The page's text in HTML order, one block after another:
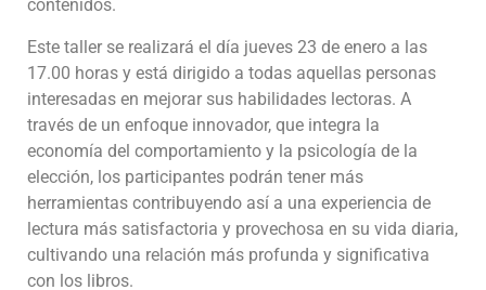
contenidos.
Este taller se realizará el día jueves 23 de enero a las
17.00 horas y está dirigido a todas aquellas personas
interesadas en mejorar sus habilidades lectoras. A
través de un enfoque innovador, que integra la
economía del comportamiento y la psicología de la
elección, los participantes podrán tener más
herramientas contribuyendo así a una experiencia de
lectura más satisfactoria y provechosa en su vida diaria,
cultivando una relación más profunda y significativa
con los libros.